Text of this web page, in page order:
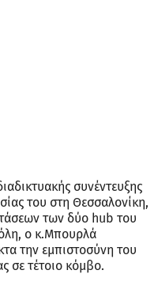
συνέντευξης
του στη Θεσσαλονίκη,
των δύο hub του
ο κ.Μπουρλά
την εμπιστοσύνη του
σε τέτοιο κόμβο.